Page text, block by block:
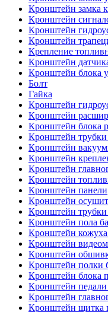
Кронштейн замка
Кронштейн
Кронштейн
Кронштейн
Крепление
Кронштейн
Кронштейн блока
Болт
Гайка
Кронштейн
Кронштейн
Кронштейн блока
Кронштейн трубки
Кронштейн
Кронштейн
Кронштейн
Кронштейн
Кронштейн панели
Кронштейн
Кронштейн
Кронштейн пола
Кронштейн
Кронштейн
Кронштейн
Кронштейн полки
Кронштейн блока
Кронштейн педали
Кронштейн
Кронштейн щитка